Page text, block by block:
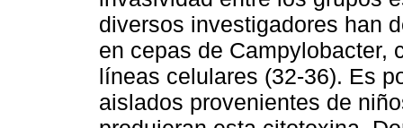
diversos investigadores han
en cepas de Campylobacter,
líneas celulares (32-36). Es
aislados provenientes de